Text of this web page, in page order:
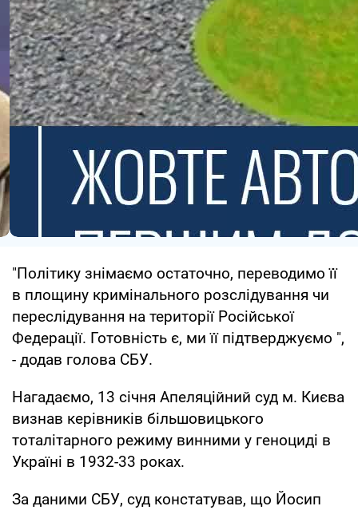
"Політику знімаємо остаточно, переводимо її
в площину кримінального розслідування чи
переслідування на території Російської
Федерації. Готовність є, ми її підтверджуємо ",
- додав голова СБУ.
Нагадаємо, 13 січня Апеляційний суд м. Києва
визнав керівників більшовицького
тоталітарного режиму винними у геноциді в
Україні в 1932-33 роках.
За даними СБУ, суд констатував, що Йосип